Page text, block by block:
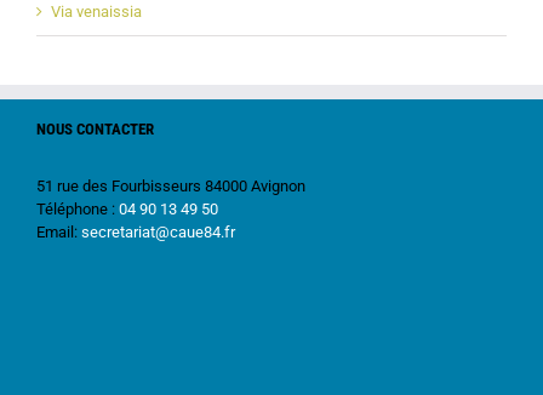
Via venaissia
NOUS CONTACTER
51 rue des Fourbisseurs 84000 Avignon
Téléphone : 04 90 13 49 50
Email: secretariat@caue84.fr